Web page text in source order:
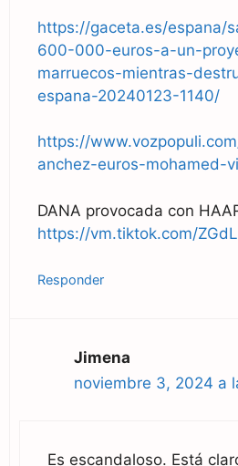
https://gaceta.es/espana/
600-000-euros-a-un-
marruecos-mientras-
espana-20240123-1140/
https://
anchez-euros-mohamed-
DANA provocada con
https://vm.tiktok.com/
Responder
Jimena
noviembre 3, 2024 a
Es escandaloso. Está